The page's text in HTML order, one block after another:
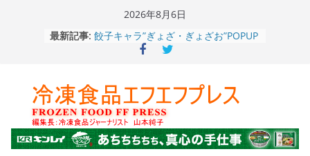
2026年8月6日
最新記事: ストアで作者にご挨拶、新作”れいと
うこ～こ～”を知る
WONDER YELLOW」復刻発売中
今まで無かった大盛！水から簡単レン
ジ♪ふわもちめん！！「冷凍 日清の
どん兵衛 大盛 きつねうどん」
「同 肉うどん」